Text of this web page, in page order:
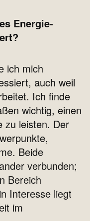
Energie-
ich mich
auch weil
Ich finde
wichtig, einen
zu leisten. Der
Beide
verbunden;
Bereich
Interesse liegt
im